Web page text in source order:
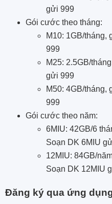
gửi 999
Gói cước theo tháng:
M10: 1GB/tháng,
999
M25: 2.5GB/
gửi 999
M50: 4GB/tháng,
999
Gói cước theo năm:
6MIU: 42GB/6
Soạn DK 6MIU
12MIU: 84GB/
Soạn DK 12MIU
Đăng ký qua ứng